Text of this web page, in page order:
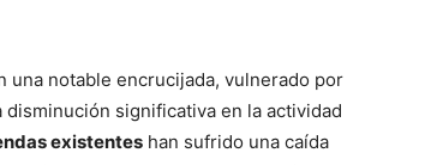
una notable encrucijada, vulnerado por
significativa en la actividad
existentes han sufrido una caída